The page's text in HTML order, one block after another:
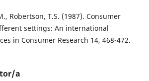
Robertson, T.S. (1987). Consumer
settings: An international
in Consumer Research 14, 468-472.
a